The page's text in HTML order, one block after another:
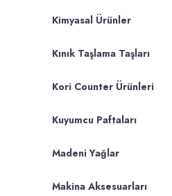
Kimyasal Ürünler
Kınık Taşlama Taşları
Kori Counter Ürünleri
Kuyumcu Paftaları
Madeni Yağlar
Makina Aksesuarları